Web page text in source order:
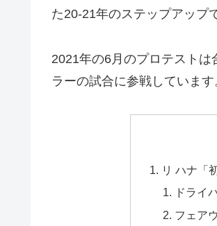
た20-21年のステップアップ
2021年の6月のプロテストは
ラーの試合に参戦しています
リ ハナ「
ドライ
フェア